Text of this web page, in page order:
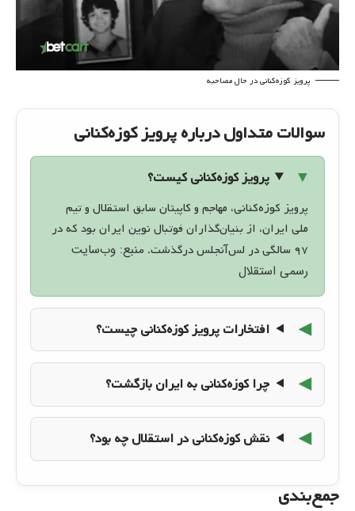
پرویز کوزه‌کنانی در حال مصاحبه
سوالات متداول درباره پرویز کوزه‌کنانی
پرویز کوزه‌کنانی کیست؟
پرویز کوزه‌کنانی، مهاجم و کاپیتان سابق استقلال و تیم
ملی ایران، از بنیان‌گذاران فوتبال نوین ایران بود که در
۹۷ سالگی در لس‌آنجلس درگذشت.
منبع: وب‌سایت
رسمی استقلال
افتخارات پرویز کوزه‌کنانی چیست؟
چرا کوزه‌کنانی به ایران بازگشت؟
نقش کوزه‌کنانی در استقلال چه بود؟
جمع‌بندی